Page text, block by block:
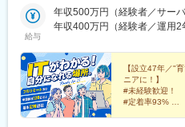
（１）圧倒的な定量実績×三方
業界初のサービスでマーケッ
トを広めたことを定量的に語
トも駐車場の管理が楽になり
ターネットから駐車場探しが
す。
葉）＜その他エリア＞【名古
3-22-8 大東海ビル6階 最寄り
り駅／心斎橋駅【福岡支店】
友生命博多ビル13階 最寄り
県熊本市中央区下通1-3-8 下
町筋駅その他、プロジェクト
岡）受動喫煙対策：屋内原則禁
祇園駅(福岡県)、花畑町駅
給与
年収500万円（経験者／サーバ
年収400万円（経験者／運用2
【設立47年／"
ニアに！】
#未経験歓迎！
#定着率93%